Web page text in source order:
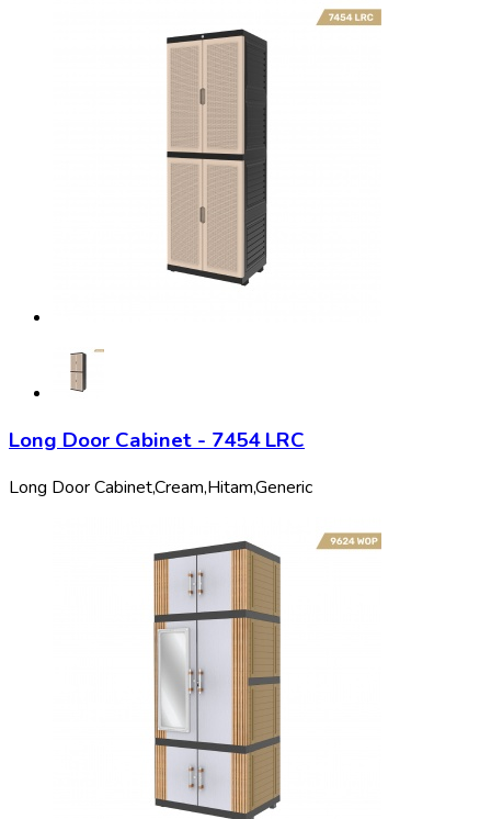
Long Door Cabinet - 7454 LRC
Long Door Cabinet,Cream,Hitam,Generic